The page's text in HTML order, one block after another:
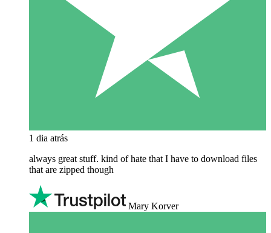
1 dia atrás
always great stuff. kind of hate that I have to download files
that are zipped though
Mary Korver